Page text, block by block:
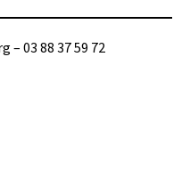
– 03 88 37 59 72